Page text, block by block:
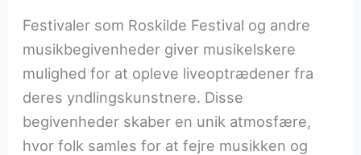
Festivaler som Roskilde Festival og andre
musikbegivenheder giver musikelskere
mulighed for at opleve liveoptrædener fra
deres yndlingskunstnere. Disse
begivenheder skaber en unik atmosfære,
hvor folk samles for at fejre musikken og